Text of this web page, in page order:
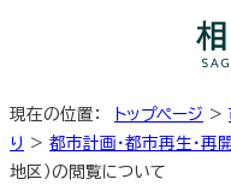
現在の位置： トップページ >
り > 都市計画・都市再生・再
地区）の閲覧について